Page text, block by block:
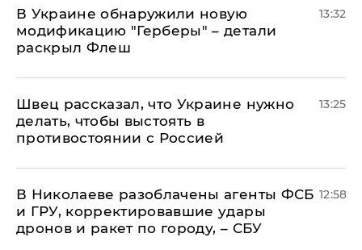
В Украине обнаружили новую
модификацию "Герберы" – детали
раскрыл Флеш
13:32
Швец рассказал, что Украине нужно
делать, чтобы выстоять в
противостоянии с Россией
13:25
В Николаеве разоблачены агенты ФСБ
и ГРУ, корректировавшие удары
дронов и ракет по городу, – СБУ
12:58